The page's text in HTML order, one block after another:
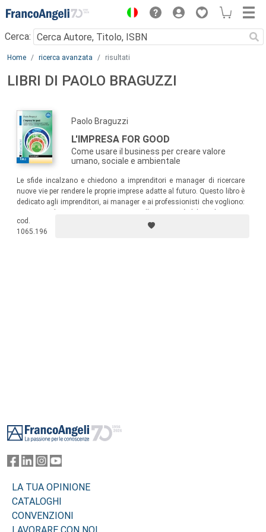
Menu
Cerca:
Main content
Home ricerca avanzata risultati
LIBRI DI PAOLO BRAGUZZI
Paolo Braguzzi
L'IMPRESA FOR GOOD
Come usare il business per creare valore
umano, sociale e ambientale
Le sfide incalzano e chiedono a imprenditori e manager di ricercare
nuove vie per rendere le proprie imprese adatte al futuro. Questo libro è
dedicato agli imprenditori, ai manager e ai professionisti che vogliono:
di paradigma; trarre ispirazione dagli esempi; disporre di strumenti
pratici per la progettazione del cambiamento.
cod.
1065.196
LA TUA OPINIONE
CATALOGHI
CONVENZIONI